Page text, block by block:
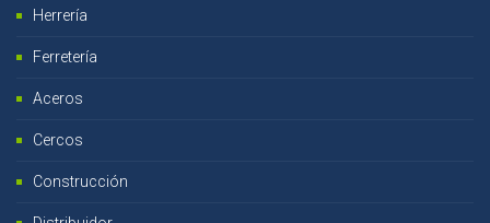
Herrería
Ferretería
Aceros
Cercos
Construcción